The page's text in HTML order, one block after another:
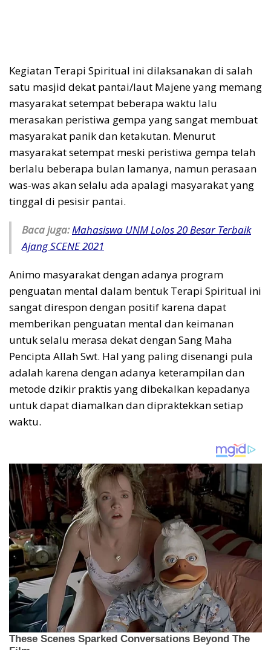
Kegiatan Terapi Spiritual ini dilaksanakan di salah
satu masjid dekat pantai/laut Majene yang memang
masyarakat setempat beberapa waktu lalu
merasakan peristiwa gempa yang sangat membuat
masyarakat panik dan ketakutan. Menurut
masyarakat setempat meski peristiwa gempa telah
berlalu beberapa bulan lamanya, namun perasaan
was-was akan selalu ada apalagi masyarakat yang
tinggal di pesisir pantai.
Baca juga:Mahasiswa UNM Lolos 20 Besar Terbaik
Ajang SCENE 2021
Animo masyarakat dengan adanya program
penguatan mental dalam bentuk Terapi Spiritual ini
sangat direspon dengan positif karena dapat
memberikan penguatan mental dan keimanan
untuk selalu merasa dekat dengan Sang Maha
Pencipta Allah Swt. Hal yang paling disenangi pula
adalah karena dengan adanya keterampilan dan
metode dzikir praktis yang dibekalkan kepadanya
untuk dapat diamalkan dan dipraktekkan setiap
waktu.